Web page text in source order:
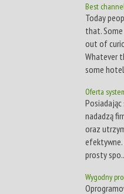
Best
Today
that.
out of
Whatever
some
Oferta
nadadzą
oraz
prosty
Wygodny